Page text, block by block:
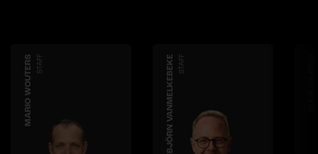
MARIO WOUTERS STAFF BJÖRN VANMELKEBEKE STAFF